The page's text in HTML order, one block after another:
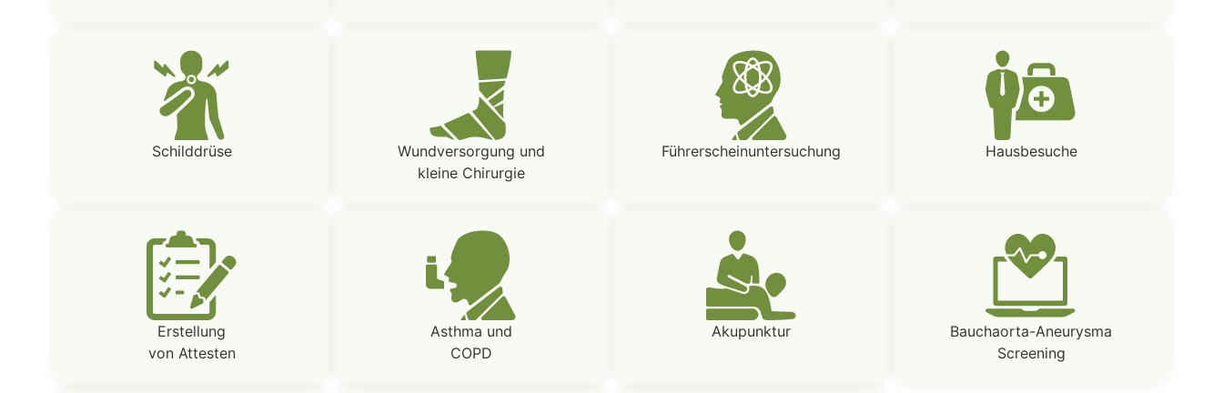
Schilddrüse
Wundversorgung und
kleine Chirurgie
Führerscheinuntersuchung Hausbesuche
Erstellung
von Attesten
Asthma und
COPD
Akupunktur
Bauchaorta-Aneurysma
Screening